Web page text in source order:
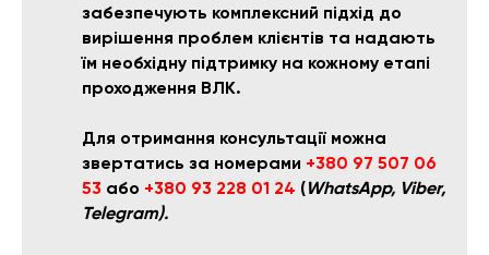
забезпечують комплексний підхід до
вирішення проблем клієнтів та надають
їм необхідну підтримку на кожному етапі
проходження ВЛК.
Для отримання консультації можна
звертатись за номерами +380 97 507 06
53 або +380 93 228 01 24 (WhatsApp, Viber,
Telegram).